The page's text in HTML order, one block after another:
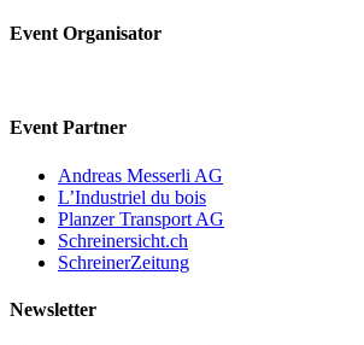
Event Organisator
Event Partner
Andreas Messerli AG
L’Industriel du bois
Planzer Transport AG
Schreinersicht.ch
SchreinerZeitung
Newsletter